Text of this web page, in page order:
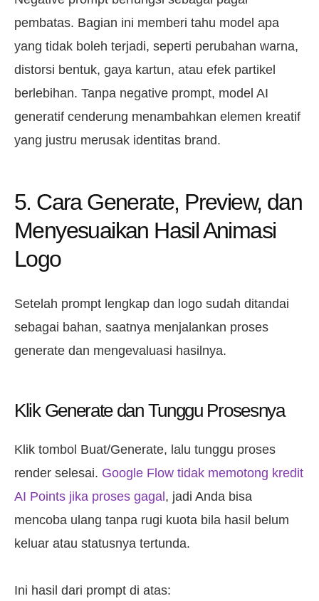
pembatas. Bagian ini memberi tahu model apa
yang tidak boleh terjadi, seperti perubahan warna,
distorsi bentuk, gaya kartun, atau efek partikel
berlebihan. Tanpa negative prompt, model AI
generatif cenderung menambahkan elemen kreatif
yang justru merusak identitas brand.
5. Cara Generate, Preview, dan
Menyesuaikan Hasil Animasi
Logo
Setelah prompt lengkap dan logo sudah ditandai
sebagai bahan, saatnya menjalankan proses
generate dan mengevaluasi hasilnya.
Klik Generate dan Tunggu Prosesnya
Klik tombol Buat/Generate, lalu tunggu proses
render selesai. Google Flow tidak memotong kredit
AI Points jika proses gagal, jadi Anda bisa
mencoba ulang tanpa rugi kuota bila hasil belum
keluar atau statusnya tertunda.
Ini hasil dari prompt di atas: